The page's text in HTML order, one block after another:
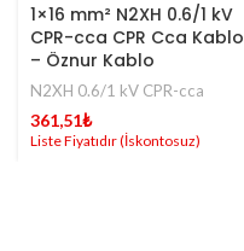
1×16 mm² N2XH 0.6/1 kV
CPR-cca CPR Cca Kablo
– Öznur Kablo
N2XH 0.6/1 kV CPR-cca
361,51₺